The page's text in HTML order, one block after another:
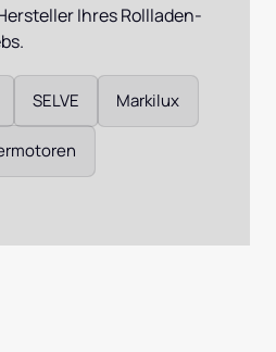
Ihres Rollladen-
SELVE Markilux